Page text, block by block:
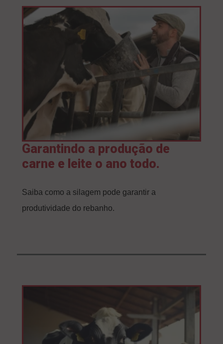
Garantindo a produção de
carne e leite o ano todo.
Saiba como a silagem pode garantir a
produtividade do rebanho.